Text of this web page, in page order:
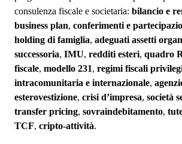
consulenza fiscale e societaria: bilancio e
business plan, conferimenti e
holding di famiglia, adeguati assetti
successoria, IMU, redditi esteri, quadro
fiscale, modello 231, regimi fiscali
intracomunitaria e internazionale,
esterovestizione, crisi d’impresa, società
transfer pricing, sovraindebitamento,
TCF, cripto-attività.